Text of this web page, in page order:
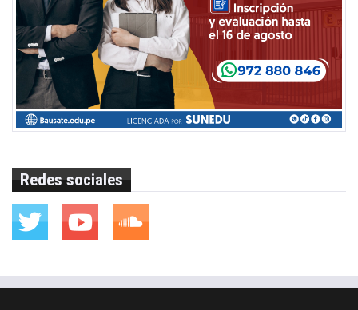
Redes sociales